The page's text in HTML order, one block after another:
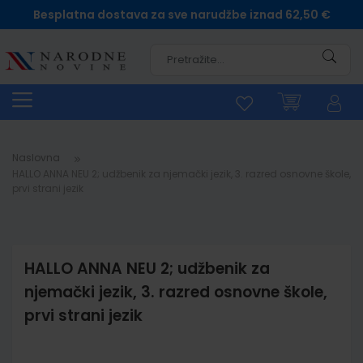
Besplatna dostava za sve narudžbe iznad 62,50 €
Naslovna
HALLO ANNA NEU 2; udžbenik za
njemački jezik, 3. razred osnovne škole,
prvi strani jezik